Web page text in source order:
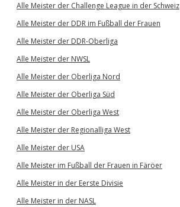
Alle Meister der Challenge League in der Schweiz
Alle Meister der DDR im Fußball der Frauen
Alle Meister der DDR-Oberliga
Alle Meister der NWSL
Alle Meister der Oberliga Nord
Alle Meister der Oberliga Süd
Alle Meister der Oberliga West
Alle Meister der Regionalliga West
Alle Meister der USA
Alle Meister im Fußball der Frauen in Färöer
Alle Meister in der Eerste Divisie
Alle Meister in der NASL